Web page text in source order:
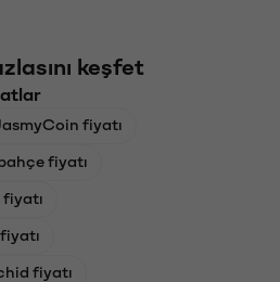
keşfet
fiyatı
fiyatı
fiyatı